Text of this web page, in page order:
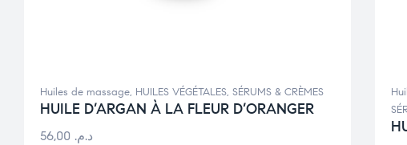
Huiles de massage, HUILES VÉGÉTALES, SÉRUMS & CRÈMES
HUILE D’ARGAN À LA FLEUR D’ORANGER
د.م.